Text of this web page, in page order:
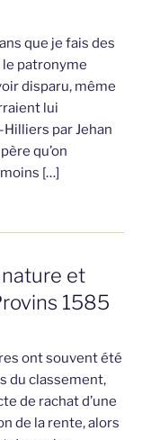
que je fais des
patronyme
disparu, même
lui
par Jehan
qu’on
[…]
et
1585
ont souvent été
du classement,
de rachat d’une
de la rente, alors